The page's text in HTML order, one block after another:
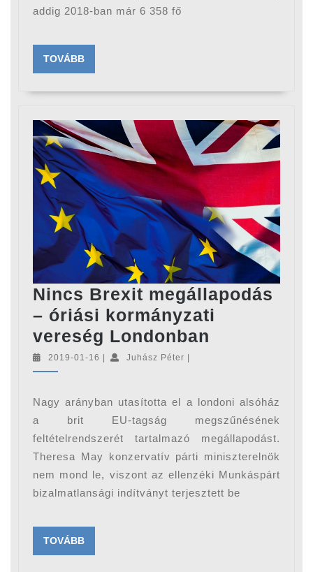
addig 2018-ban már 6 358 fő
TOVÁBBTOVÁBB
Nincs Brexit megállapodás
– óriási kormányzati
vereség Londonban
–
óriási
vereség
Londonban
2019-01-16 2019-
Juhász Péter Juhász
Nagy arányban utasította el a londoni alsóház
a brit EU-tagság megszűnésének
feltételrendszerét tartalmazó megállapodást.
Theresa May konzervatív párti miniszterelnök
nem mond le, viszont az ellenzéki Munkáspárt
bizalmatlansági indítványt terjesztett be
TOVÁBBTOVÁBB